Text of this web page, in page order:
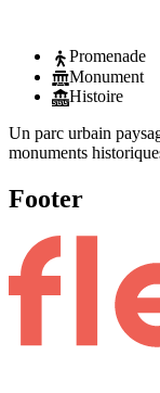
Promenade
Monument
Histoire
Un parc urbain
monuments
Footer